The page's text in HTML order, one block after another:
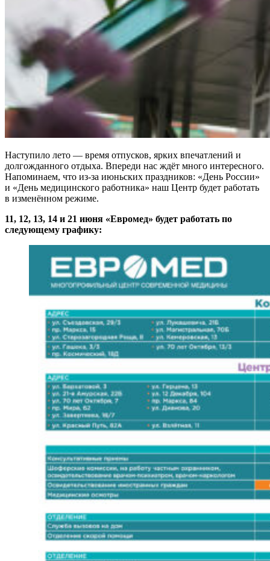
Наступило лето — время отпусков, ярких впечатлений и
долгожданного отдыха. Впереди нас ждёт много интересного.
Напоминаем, что из-за июньских праздников: «День России»
и «День медицинского работника» наш Центр будет работать
в изменённом режиме.
11, 12, 13, 14 и 21 июня «Евромед» будет работать по
следующему графику: